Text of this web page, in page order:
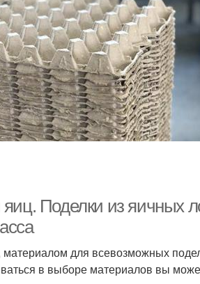
Поделки из яичных
для всевозможных
в выборе материалов вы